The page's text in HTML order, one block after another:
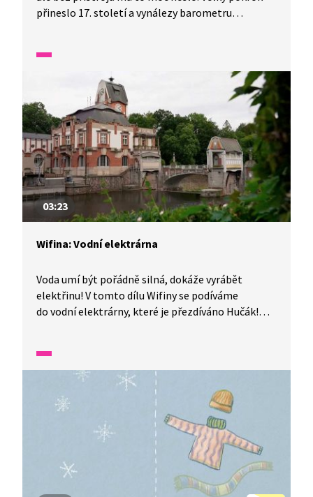
přineslo 17. století a vynálezy barometru
také, co je přesně počasí. Co dnešní meteorology
zajímá a jak to zjišťují? Na jak dlouho dopředu
dokážou říct, kam se bude počasí ubírat? Jak
odhadnout, jak bude, a jak to zjistit přesně,
vypátrala Verča v tomto dílu Wifiny.
03:23
Wifina: Vodní elektrárna
Voda umí být pořádně silná, dokáže vyrábět
elektřinu! V tomto dílu Wifiny se podíváme
do vodní elektrárny, které je přezdíváno Hučák!